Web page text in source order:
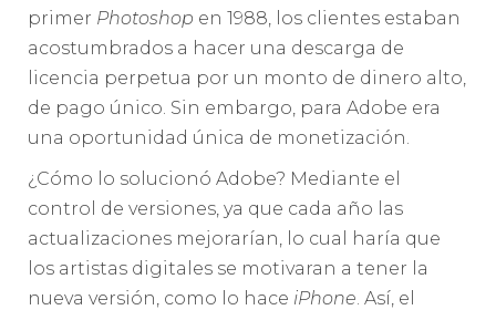
primer Photoshop en 1988, los clientes estaban
acostumbrados a hacer una descarga de
licencia perpetua por un monto de dinero alto,
de pago único. Sin embargo, para Adobe era
una oportunidad única de monetización.
¿Cómo lo solucionó Adobe? Mediante el
control de versiones, ya que cada año las
actualizaciones mejorarían, lo cual haría que
los artistas digitales se motivaran a tener la
nueva versión, como lo hace iPhone. Así, el